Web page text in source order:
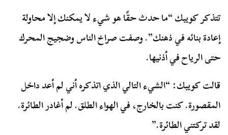
تتذكر كويبك “ما حدث حقًا هو شيء لا يمكنك إلا محاولة
إعادة بنائه في ذهنك”. وصفت صراخ الناس وضجيج المحرك
حتى الرياح في أذنيها.
قالت كويبك: “الشيء التالي الذي اتذكره أني لم أعد داخل
المقصورة. كنت بالخارج، في الهواء الطلق. لم أغادر الطائرة.
لقد تركتني الطائرة.”